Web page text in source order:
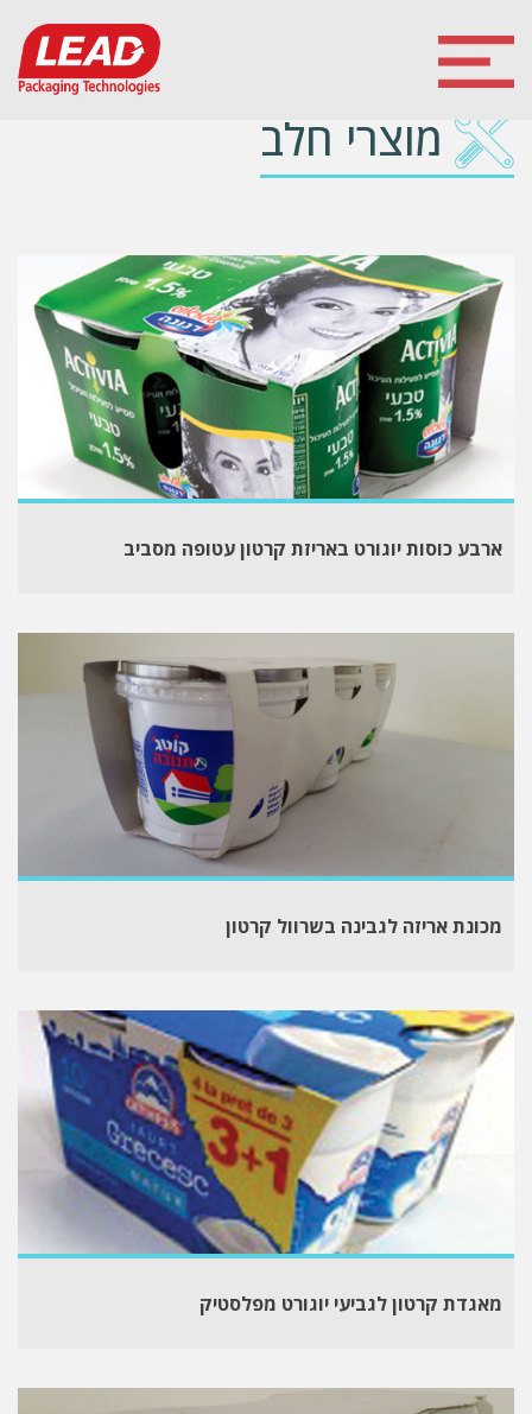
מוצרי חלב
ארבע כוסות יוגורט באריזת קרטון עטופה מסביב
מכונת אריזה לגבינה בשרוול קרטון
מאגדת קרטון לגביעי יוגורט מפלסטיק